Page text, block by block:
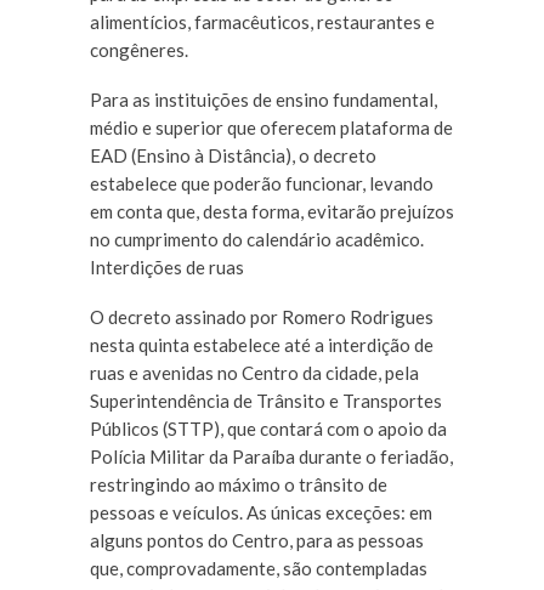
alimentícios, farmacêuticos, restaurantes e
congêneres.
Para as instituições de ensino fundamental,
médio e superior que oferecem plataforma de
EAD (Ensino à Distância), o decreto
estabelece que poderão funcionar, levando
em conta que, desta forma, evitarão prejuízos
no cumprimento do calendário acadêmico.
Interdições de ruas
O decreto assinado por Romero Rodrigues
nesta quinta estabelece até a interdição de
ruas e avenidas no Centro da cidade, pela
Superintendência de Trânsito e Transportes
Públicos (STTP), que contará com o apoio da
Polícia Militar da Paraíba durante o feriadão,
restringindo ao máximo o trânsito de
pessoas e veículos. As únicas exceções: em
alguns pontos do Centro, para as pessoas
que, comprovadamente, são contempladas